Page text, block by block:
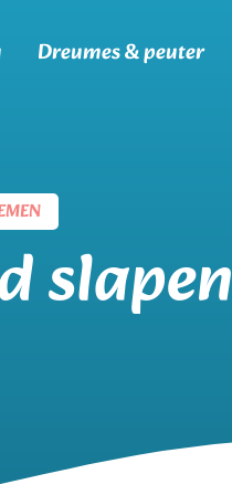
Dreumes & peuter
slapen